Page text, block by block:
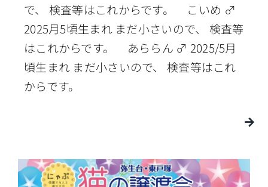
で、 検査等はこれからです。 こいめ ♂
2025月5頃生まれ まだ小さいので、 検査等
はこれからです。 あららん ♂ 2025/5月
頃生まれ まだ小さいので、 検査等はこれ
からです。